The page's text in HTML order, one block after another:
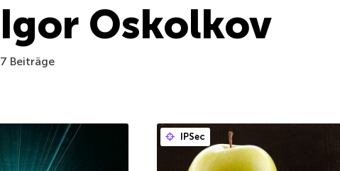
Igor Oskolkov
7 Beiträge
IPSec